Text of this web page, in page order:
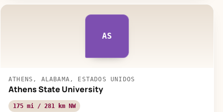
AS
ATHENS, ALABAMA, ESTADOS UNIDOS
Athens State University
175 mi / 281 km NW